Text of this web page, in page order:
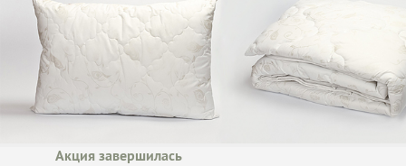
Акция завершилась